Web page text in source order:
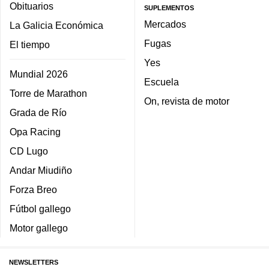
Obituarios
La Galicia Económica
El tiempo
Mundial 2026
Torre de Marathon
Grada de Río
Opa Racing
CD Lugo
Andar Miudiño
Forza Breo
Fútbol gallego
Motor gallego
SUPLEMENTOS
Mercados
Fugas
Yes
Escuela
On, revista de motor
NEWSLETTERS